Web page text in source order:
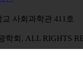
사회과학관 411호
학회. ALL RIGHTS